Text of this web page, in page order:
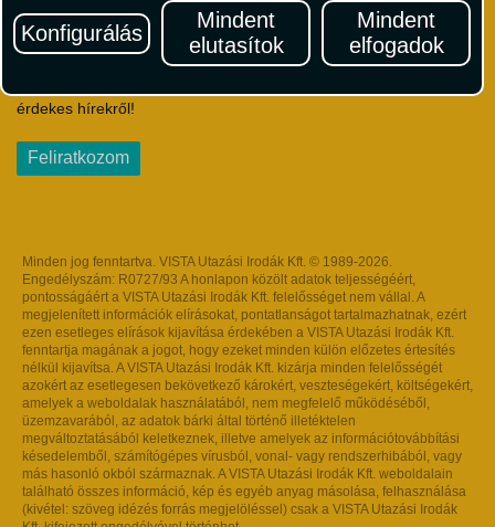
Konfigurálás
Mindent
elutasítok
Mindent
elfogadok
Hírlevél
Iratkozzon fel Magyarország egyik legszínesebb utazási
érdekes hírekről!
Feliratkozom
Minden jog fenntartva. VISTA Utazási Irodák Kft. © 1989-2026.
Engedélyszám: R0727/93 A honlapon közölt adatok teljességéért,
pontosságáért a VISTA Utazási Irodák Kft. felelősséget nem vállal. A
megjelenített információk elírásokat, pontatlanságot tartalmazhatnak, ezért
ezen esetleges elírások kijavítása érdekében a VISTA Utazási Irodák Kft.
fenntartja magának a jogot, hogy ezeket minden külön előzetes értesítés
nélkül kijavítsa. A VISTA Utazási Irodák Kft. kizárja minden felelősségét
azokért az esetlegesen bekövetkező károkért, veszteségekért, költségekért,
amelyek a weboldalak használatából, nem megfelelő működéséből,
üzemzavarából, az adatok bárki által történő illetéktelen
megváltoztatásából keletkeznek, illetve amelyek az információtovábbítási
késedelemből, számítógépes vírusból, vonal- vagy rendszerhibából, vagy
más hasonló okból származnak. A VISTA Utazási Irodák Kft. weboldalain
található összes információ, kép és egyéb anyag másolása, felhasználása
(kivétel: szöveg idézés forrás megjelöléssel) csak a VISTA Utazási Irodák